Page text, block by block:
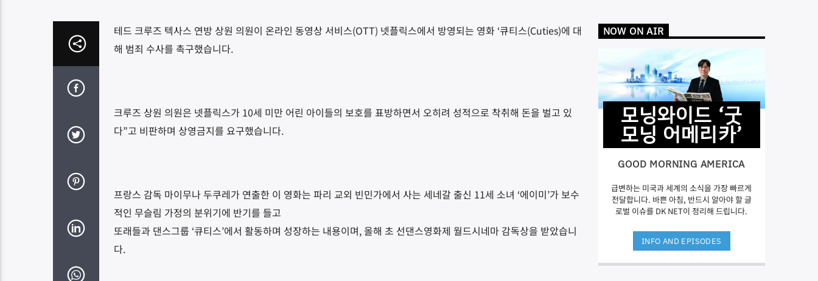
테드 크루즈 텍사스 연방 상원 의원이 온라인 동영상 서비스(OTT) 넷플릭스에서 방영되는 영화 ‘큐티스(Cuties)에 대
해 범죄 수사를 촉구했습니다.
크루즈 상원 의원은 넷플릭스가 10세 미만 어린 아이들의 보호를 표방하면서 오히려 성적으로 착취해 돈을 벌고 있
다”고 비판하며 상영금지를 요구했습니다.
프랑스 감독 마이무나 두쿠레가 연출한 이 영화는 파리 교외 빈민가에서 사는 세네갈 출신 11세 소녀 ‘에이미’가 보수
적인 무슬림 가정의 분위기에 반기를 들고
또래들과 댄스그룹 ‘큐티스’에서 활동하며 성장하는 내용이며, 올해 초 선댄스영화제 월드시네마 감독상을 받았습니
다.
NOW ON AIR
모닝와이드 ‘굿
모닝 어메리카’
GOOD MORNING AMERICA
급변하는 미국과 세계의 소식을 가장 빠르게
전달합니다. 바쁜 아침, 반드시 알아야 할 글
로벌 이슈를 DK NET이 정리해 드립니다.
INFO AND EPISODES